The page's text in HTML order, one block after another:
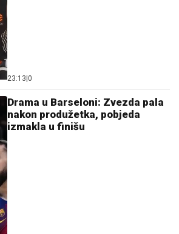
23:13 0
Drama u Barseloni: Zvezda pala
nakon produžetka, pobjeda
izmakla u finišu